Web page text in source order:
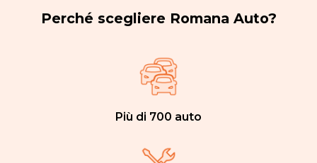
Perché scegliere Romana Auto?
Più di 700 auto